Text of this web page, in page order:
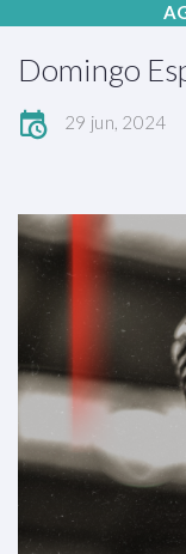
Domingo
29 jun, 2024